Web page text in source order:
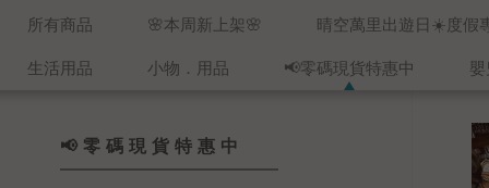
所有商品 🌸本周新上架🌸 晴空萬里出遊日☀️度假
生活用品 小物．用品 📢零碼現貨特惠中
📢零碼現貨特惠中